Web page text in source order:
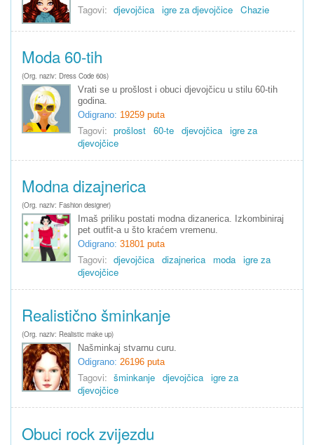
Tagovi: djevojčica igre za djevojčice Chazie
Moda 60-tih
(Org. naziv: Dress Code 60s)
Vrati se u prošlost i obuci djevojčicu u stilu 60-tih
godina.
Odigrano: 19259 puta
Tagovi: prošlost 60-te djevojčica igre za
djevojčice
Modna dizajnerica
(Org. naziv: Fashion designer)
Imaš priliku postati modna dizanerica. Izkombiniraj
pet outfit-a u što kraćem vremenu.
Odigrano: 31801 puta
Tagovi: djevojčica dizajnerica moda igre za
djevojčice
Realistično šminkanje
(Org. naziv: Realistic make up)
Našminkaj stvarnu curu.
Odigrano: 26196 puta
Tagovi: šminkanje djevojčica igre za
djevojčice
Obuci rock zvijezdu